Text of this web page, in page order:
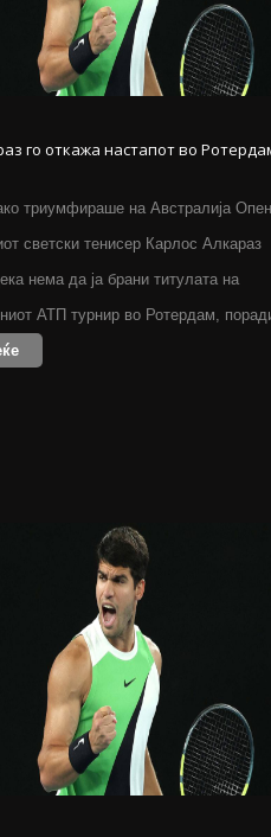
го откажа настапот во
триумфираше на Австралија
светски тенисер Карлос Алкараз
нема да ја брани титулата на
АТП турнир во Ротердам,